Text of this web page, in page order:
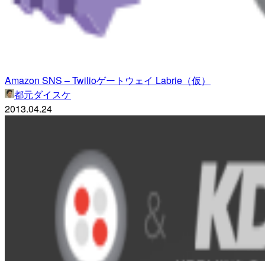
Amazon SNS – Twilioゲートウェイ Labrie（仮）
都元ダイスケ
2013.04.24